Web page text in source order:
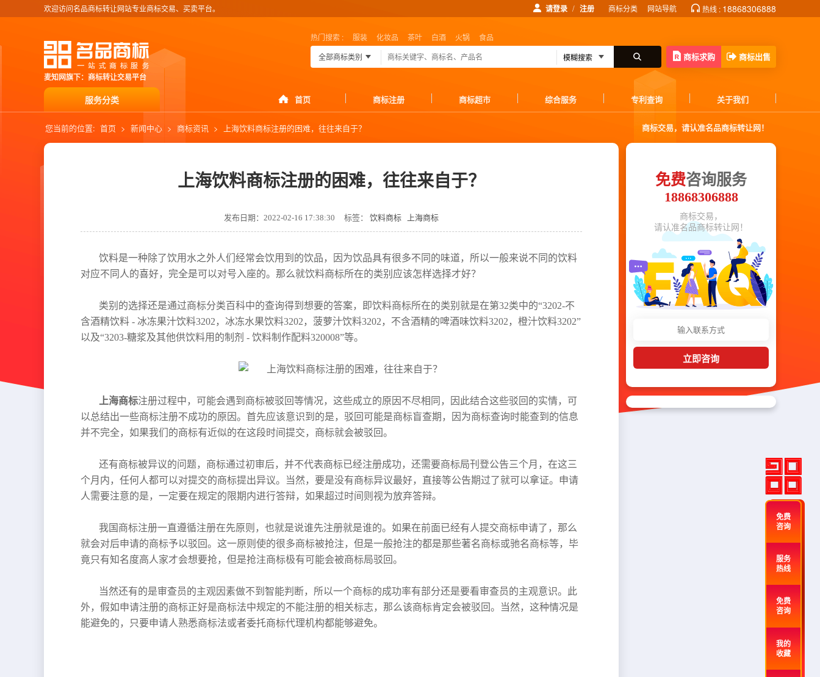
欢迎访问名品商标转让网站专业商标交易、买卖平台。 请登录 / 注册 商标分类 网站导航 热线 : 18868306888
麦知网旗下：商标转让交易平台
热门搜索 : 服装 化妆品 茶叶 白酒 火锅
食品
全部商标类别
商标求购 商标出售
服务分类 首页 商标注册 商标超市 综合服务 专利查询 关于我们
您当前的位置: 首页 > 新闻中心 > 商标资讯 > 上海饮料商标注册的困难，往往来自于？ 商标交易，请认准名品商标转让网！
上海饮料商标注册的困难，往往来自于？
发布日期：2022-02-16 17:38:30 标签： 饮料商标 上海商标
饮料是一种除了饮用水之外人们经常会饮用到的饮品，因为饮品具有很多不同的味道，所以一般来说不同的饮料
对应不同人的喜好，完全是可以对号入座的。那么就饮料商标所在的类别应该怎样选择才好？
类别的选择还是通过商标分类百科中的查询得到想要的答案，即饮料商标所在的类别就是在第32类中的“3202-不
含酒精饮料 - 冰冻果汁饮料3202，冰冻水果饮料3202，菠萝汁饮料3202，不含酒精的啤酒味饮料3202，橙汁饮料3202”
以及“3203-糖浆及其他供饮料用的制剂 - 饮料制作配料320008”等。
上海商标注册过程中，可能会遇到商标被驳回等情况，这些成立的原因不尽相同，因此结合这些驳回的实情，可
以总结出一些商标注册不成功的原因。首先应该意识到的是，驳回可能是商标盲查期，因为商标查询时能查到的信息
并不完全，如果我们的商标有近似的在这段时间提交，商标就会被驳回。
还有商标被异议的问题，商标通过初审后，并不代表商标已经注册成功，还需要商标局刊登公告三个月，在这三
个月内，任何人都可以对提交的商标提出异议。当然，要是没有商标异议最好，直接等公告期过了就可以拿证。申请
人需要注意的是，一定要在规定的限期内进行答辩，如果超过时间则视为放弃答辩。
我国商标注册一直遵循注册在先原则，也就是说谁先注册就是谁的。如果在前面已经有人提交商标申请了，那么
就会对后申请的商标予以驳回。这一原则使的很多商标被抢注，但是一般抢注的都是那些著名商标或驰名商标等，毕
竟只有知名度高人家才会想要抢，但是抢注商标极有可能会被商标局驳回。
当然还有的是审查员的主观因素做不到智能判断，所以一个商标的成功率有部分还是要看审查员的主观意识。此
外，假如申请注册的商标正好是商标法中规定的不能注册的相关标志，那么该商标肯定会被驳回。当然，这种情况是
能避免的，只要申请人熟悉商标法或者委托商标代理机构都能够避免。
免费咨询服务
18868306888
商标交易，
请认准名品商标转让网！
立即咨询
免费
咨询
服务
热线
免费
咨询
我的
收藏